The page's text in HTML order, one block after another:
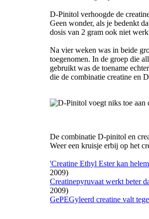
D-Pinitol verhoogde de
Geen wonder, als je bedenkt
dosis van 2 gram ook niet
Na vier weken was in beide
toegenomen. In de groep die
gebruikt was de toename
die de combinatie creatine en
De combinatie D-pinitol en
Weer een kruisje erbij op het
'Creatine Ethyl Ester kan
2009)
Creatinepyruvaat werkt beter
2009)
GePEGyleerd creatine valt